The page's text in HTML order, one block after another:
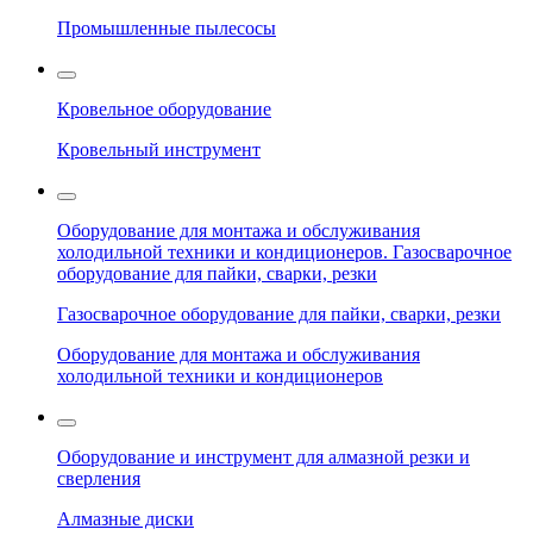
Промышленные пылесосы
Кровельное оборудование
Кровельный инструмент
Оборудование для монтажа и обслуживания
холодильной техники и кондиционеров. Газосварочное
оборудование для пайки, сварки, резки
Газосварочное оборудование для пайки, сварки, резки
Оборудование для монтажа и обслуживания
холодильной техники и кондиционеров
Оборудование и инструмент для алмазной резки и
сверления
Алмазные диски